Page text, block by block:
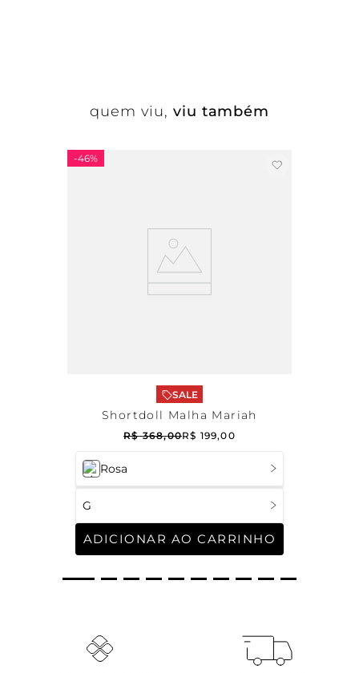
quem viu, viu também
-46%
Rosa
G
ADICIONAR AO CARRINHO
SALE
Shortdoll Malha Mariah
R$ 368,00R$ 199,00